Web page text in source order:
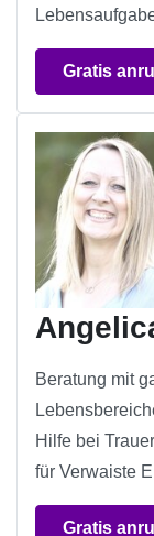
Gratis
Beratung mit
Hilfe bei
für Verwaiste
Gratis